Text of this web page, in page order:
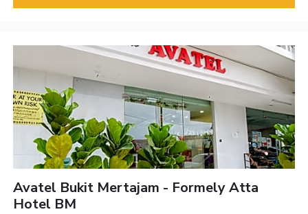
Avatel Bukit Mertajam - Formely Atta
Hotel BM